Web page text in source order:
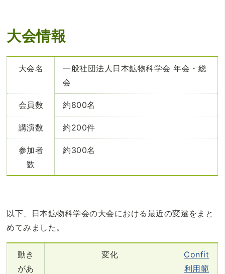
大会情報
大会名
一般社団法人日本鉱物科学会 年会・総
会
会員数 約800名
講演数 約200件
参加者
数
約300名
以下、日本鉱物科学会の大会における最近の変遷をまと
めてみました。
動き
があ
変化
Confit
利用範